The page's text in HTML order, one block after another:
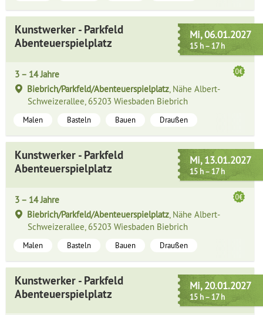
Mi, 06.01.2027
15 h – 17 h
Kunstwerker - Parkfeld
Abenteuerspielplatz
3 – 14 Jahre
Biebrich/Parkfeld/Abenteuerspielplatz, Nähe Albert-
Schweizerallee, 65203 Wiesbaden Biebrich
Malen Basteln Bauen Draußen
Mi, 13.01.2027
15 h – 17 h
Kunstwerker - Parkfeld
Abenteuerspielplatz
3 – 14 Jahre
Biebrich/Parkfeld/Abenteuerspielplatz, Nähe Albert-
Schweizerallee, 65203 Wiesbaden Biebrich
Malen Basteln Bauen Draußen
Mi, 20.01.2027
15 h – 17 h
Kunstwerker - Parkfeld
Abenteuerspielplatz